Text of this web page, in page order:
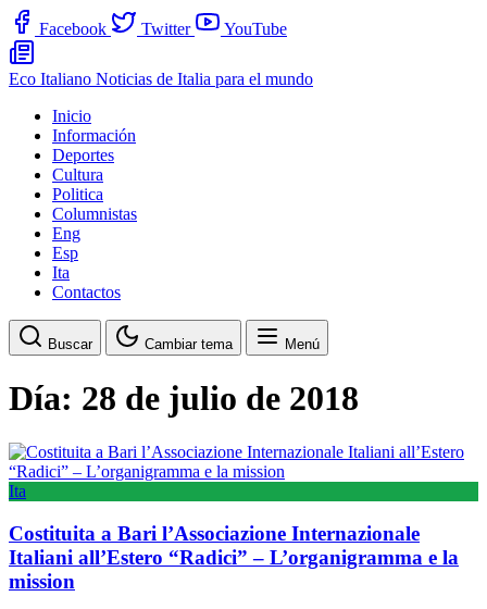
Facebook Twitter YouTube
Eco Italiano Noticias de Italia para el mundo
Inicio
Información
Deportes
Cultura
Politica
Columnistas
Eng
Esp
Ita
Contactos
Buscar Cambiar tema Menú
Día: 28 de julio de 2018
Ita
Costituita a Bari l’Associazione Internazionale
Italiani all’Estero “Radici” – L’organigramma e la
mission